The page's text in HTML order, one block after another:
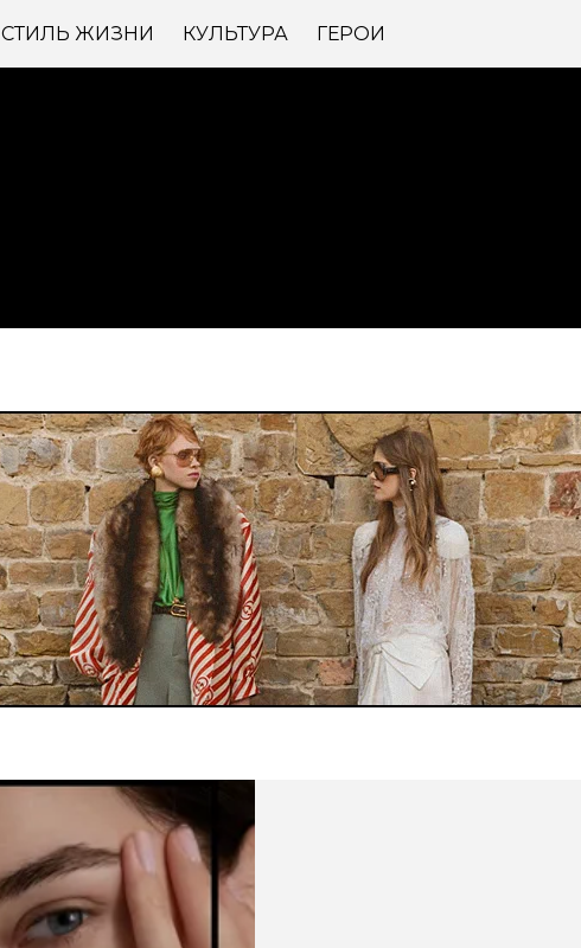
СТИЛЬ ЖИЗНИ КУЛЬТУРА ГЕРОИ